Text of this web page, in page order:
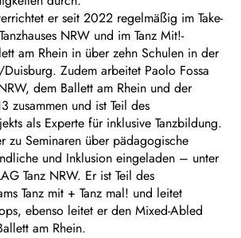
er seit 2022 regelmäßig im Take-
NRW und im Tanz Mit!-
am Rhein in über zehn Schulen in der
Zudem arbeitet Paolo Fossa
dem Ballett am Rhein und der
zusammen und ist Teil des
als Experte für inklusive Tanzbildung.
zu Seminaren über pädagogische
und Inklusion eingeladen – unter
Tanz NRW. Er ist Teil des
Tanz mit + Tanz mal! und leitet
ebenso leitet er den Mixed-Abled
am Rhein.